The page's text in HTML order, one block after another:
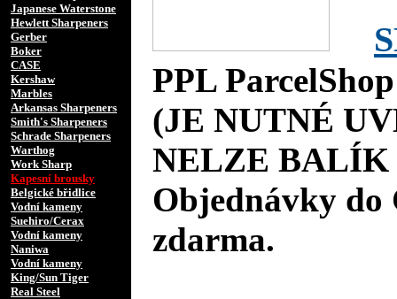
Japanese Waterstone
Hewlett Sharpeners
Gerber
Boker
CASE
Kershaw
Marbles
Arkansas Sharpeners
Smith's Sharpeners
Schrade Sharpeners
Warthog
Work Sharp
Kapesní brousky
Belgické břidlice
Vodní kameny
Suehiro/Cerax
Vodní kameny
Naniwa
Vodní kameny
King/Sun Tiger
Real Steel
PPL
(JE NUTNÉ
NELZE BALÍK
Objednávky do
zdarma.